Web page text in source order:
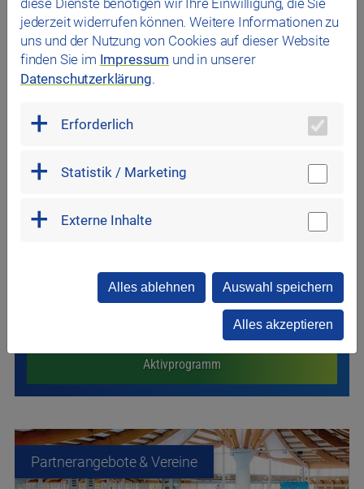
Weil uns Ihre Gesundheit am Herzen liegt.
und ohne Anmeldung - unsere vielfältigen Wohlfühl-,
jeden etwas: Machen Sie einfach mit!
Aktivprogramm
Partnerangebote & Vereine
diese Dienste benötigen wir Ihre Einwilligung, die Sie
jederzeit widerrufen können. Weitere Informationen zu
uns und der Nutzung von Cookies auf dieser Website
finden Sie im Impressum und in unserer
Datenschutzerklärung.
Erforderlich
Statistik / Marketing
Externe Inhalte
Alles ablehnen Auswahl speichern
Alles akzeptieren